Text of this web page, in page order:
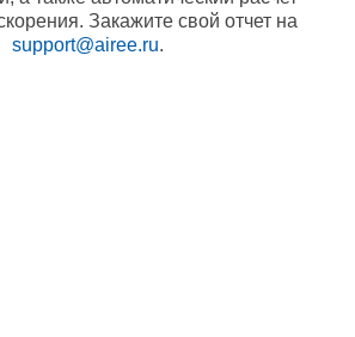
Закажите свой отчет на
support@airee.ru.